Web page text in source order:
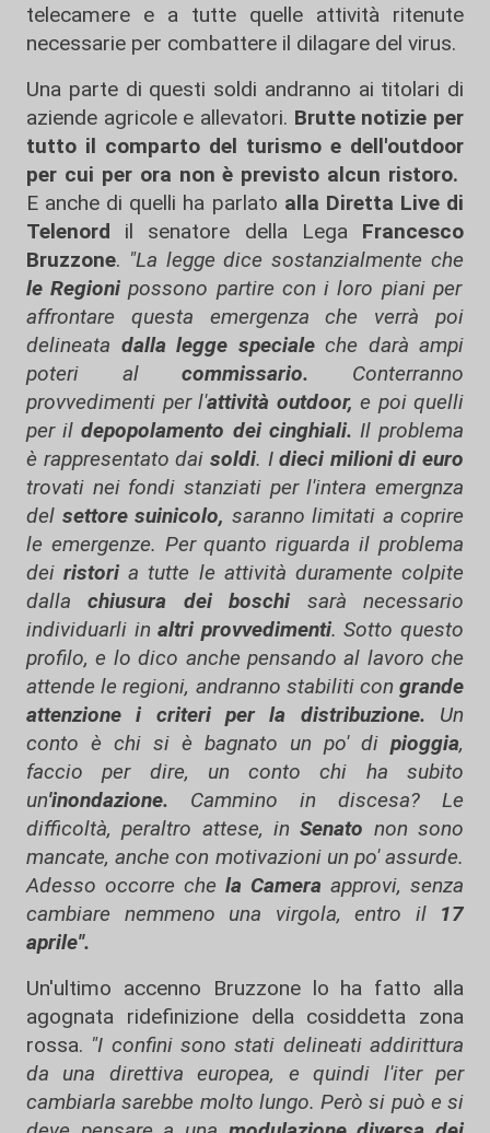
telecamere e a tutte quelle attività ritenute
necessarie per combattere il dilagare del virus.
Una parte di questi soldi andranno ai titolari di
aziende agricole e allevatori. Brutte notizie per
tutto il comparto del turismo e dell'outdoor
per cui per ora non è previsto alcun ristoro.
E anche di quelli ha parlato alla Diretta Live di
Telenord il senatore della Lega Francesco
Bruzzone. "La legge dice sostanzialmente che
le Regioni possono partire con i loro piani per
affrontare questa emergenza che verrà poi
delineata dalla legge specialeche darà ampi
poteri alcommissario. Conterranno
provvedimenti per l'attività outdoor, e poi quelli
per ildepopolamento dei cinghiali. Il problema
è rappresentato dai soldi. Idieci milioni di euro
trovati nei fondi stanziati per l'intera emergnza
del settore suinicolo, saranno limitati a coprire
le emergenze. Per quanto riguarda il problema
dei ristori a tutte le attività duramente colpite
dallachiusura dei boschi sarà necessario
individuarli in altri provvedimenti. Sotto questo
profilo, e lo dico anche pensando al lavoro che
attende le regioni, andranno stabiliti con grande
attenzione i criteri per la distribuzione. Un
conto è chi si è bagnato un po' di pioggia,
faccio per dire, un conto chi ha subito
un'inondazione. Cammino in discesa? Le
difficoltà, peraltro attese, in Senato non sono
mancate, anche con motivazioni un po' assurde.
Adesso occorre che la Camera approvi, senza
cambiare nemmeno una virgola, entro il17
aprile".
Un'ultimo accenno Bruzzone lo ha fatto alla
agognata ridefinizione della cosiddetta zona
rossa. "I confini sono stati delineati addirittura
da una direttiva europea, e quindi l'iter per
cambiarla sarebbe molto lungo. Però si può e si